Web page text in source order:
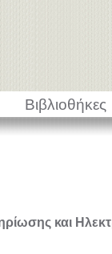
Βιβλιοθήκες
και